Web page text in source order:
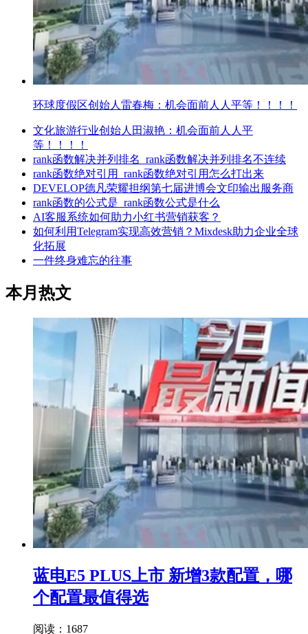
环球度假区创始人雷春梅：机会面前人人平等！！！！
文化旅游行业创始人田淑艳：机会面前人人平
等！！！！
rank函数解决并列排名_rank函数解决并列排名不连续
rank函数绝对引用_rank函数绝对引用怎么打出来
DEVELOP德凡荣耀担纲第七届进博会文印输出服务商
rank函数的公式是_rank函数公式是什么
AI客服系统如何助力小红书营销获客？
如何利用Telegram实现高效营销？Mixdesk助力企业全球
化拓展
一件终身难忘的往事
本月热文
蓝电E5 PLUS上市 新增3款配置，哪
个配置最值得选
阅读：1687